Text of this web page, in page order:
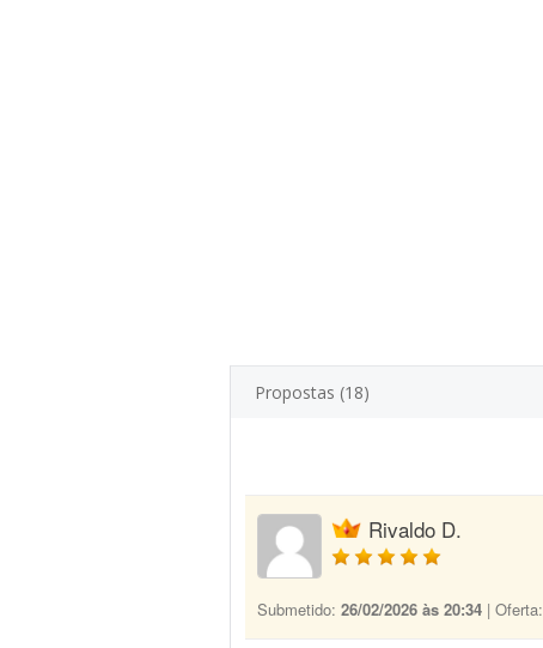
Propostas (18)
Rivaldo D.
Submetido: 26/02/2026 às 20:34 | Oferta: